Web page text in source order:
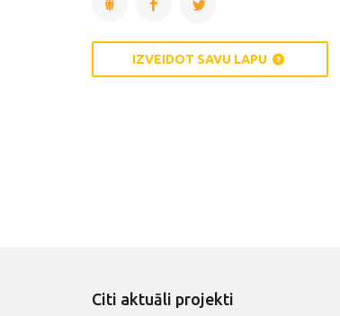
IZVEIDOT SAVU LAPU
Citi aktuāli projekti